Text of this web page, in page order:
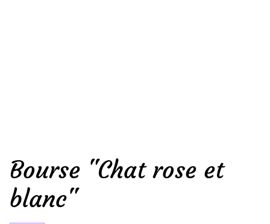
Bourse "Chat rose et
blanc"